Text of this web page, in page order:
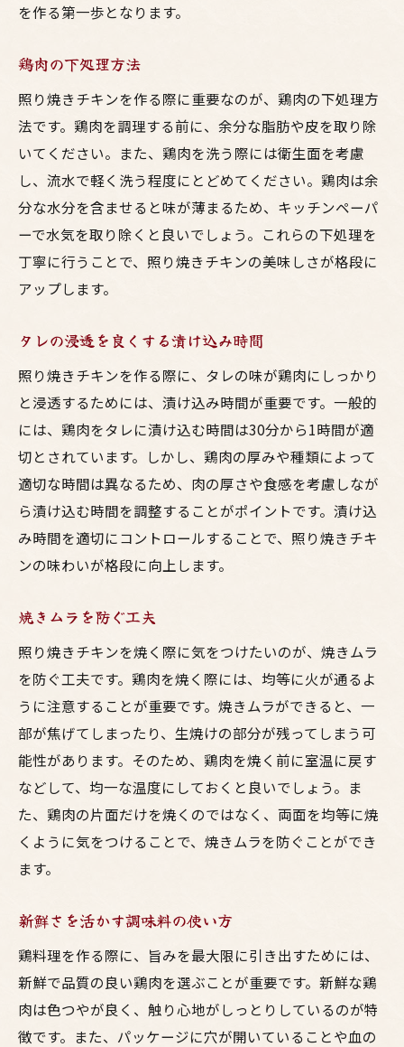
を作る第一歩となります。
鶏肉の下処理方法
照り焼きチキンを作る際に重要なのが、鶏肉の下処理方
法です。鶏肉を調理する前に、余分な脂肪や皮を取り除
いてください。また、鶏肉を洗う際には衛生面を考慮
し、流水で軽く洗う程度にとどめてください。鶏肉は余
分な水分を含ませると味が薄まるため、キッチンペーパ
ーで水気を取り除くと良いでしょう。これらの下処理を
丁寧に行うことで、照り焼きチキンの美味しさが格段に
アップします。
タレの浸透を良くする漬け込み時間
照り焼きチキンを作る際に、タレの味が鶏肉にしっかり
と浸透するためには、漬け込み時間が重要です。一般的
には、鶏肉をタレに漬け込む時間は30分から1時間が適
切とされています。しかし、鶏肉の厚みや種類によって
適切な時間は異なるため、肉の厚さや食感を考慮しなが
ら漬け込む時間を調整することがポイントです。漬け込
み時間を適切にコントロールすることで、照り焼きチキ
ンの味わいが格段に向上します。
焼きムラを防ぐ工夫
照り焼きチキンを焼く際に気をつけたいのが、焼きムラ
を防ぐ工夫です。鶏肉を焼く際には、均等に火が通るよ
うに注意することが重要です。焼きムラができると、一
部が焦げてしまったり、生焼けの部分が残ってしまう可
能性があります。そのため、鶏肉を焼く前に室温に戻す
などして、均一な温度にしておくと良いでしょう。ま
た、鶏肉の片面だけを焼くのではなく、両面を均等に焼
くように気をつけることで、焼きムラを防ぐことができ
ます。
新鮮さを活かす調味料の使い方
鶏料理を作る際に、旨みを最大限に引き出すためには、
新鮮で品質の良い鶏肉を選ぶことが重要です。新鮮な鶏
肉は色つやが良く、触り心地がしっとりしているのが特
徴です。また、パッケージに穴が開いていることや血の